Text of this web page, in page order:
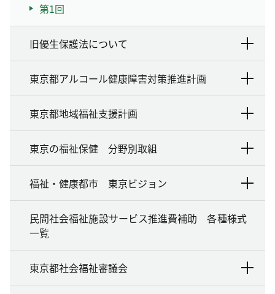
第1回
旧優生保護法について
東京都アルコール健康障害対策推進計画
東京都地域福祉支援計画
東京の福祉保健 分野別取組
福祉・健康都市 東京ビジョン
民間社会福祉施設サービス推進費補助 各種様式
一覧
東京都社会福祉審議会